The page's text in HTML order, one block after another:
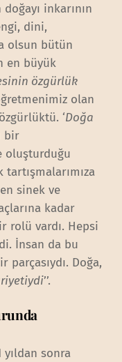
inkarının
dini,
olsun bütün
en büyük
özgürlük
olan
‘Doğa
bir
oluşturduğu
sinek ve
kadar
rolü vardı. Hepsi
İnsan da bu
parçasıydı. Doğa,
’’.
sonra